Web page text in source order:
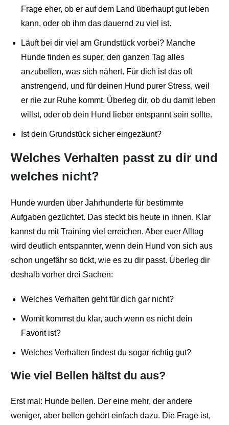
Frage eher, ob er auf dem Land überhaupt gut leben
kann, oder ob ihm das dauernd zu viel ist.
Läuft bei dir viel am Grundstück vorbei? Manche
Hunde finden es super, den ganzen Tag alles
anzubellen, was sich nähert. Für dich ist das oft
anstrengend, und für deinen Hund purer Stress, weil
er nie zur Ruhe kommt. Überleg dir, ob du damit leben
willst, oder ob dein Hund lieber entspannt sein sollte.
Ist dein Grundstück sicher eingezäunt?
Welches Verhalten passt zu dir und
welches nicht?
Hunde wurden über Jahrhunderte für bestimmte
Aufgaben gezüchtet. Das steckt bis heute in ihnen. Klar
kannst du mit Training viel erreichen. Aber euer Alltag
wird deutlich entspannter, wenn dein Hund von sich aus
schon ungefähr so tickt, wie es zu dir passt. Überleg dir
deshalb vorher drei Sachen:
Welches Verhalten geht für dich gar nicht?
Womit kommst du klar, auch wenn es nicht dein
Favorit ist?
Welches Verhalten findest du sogar richtig gut?
Wie viel Bellen hältst du aus?
Erst mal: Hunde bellen. Der eine mehr, der andere
weniger, aber bellen gehört einfach dazu. Die Frage ist,